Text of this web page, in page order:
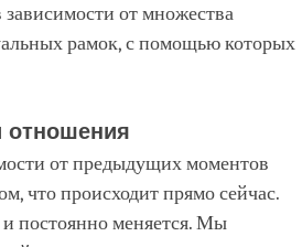
зависимости от множества
рамок, с помощью которых
отношения
от предыдущих моментов
что происходит прямо сейчас.
постоянно меняется. Мы